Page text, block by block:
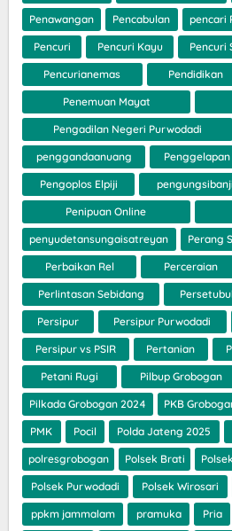
Penawangan Pencabulan pencari
Pencuri Pencuri Kayu Pencuri
Pencurianemas Pendidikan
Penemuan Mayat
Pengadilan Negeri Purwodadi
penggandaanuang Penggelapan
Pengoplos Elpiji
Penipuan Online
penyudetansungaisatreyan Perang
Perbaikan Rel Perceraian
Perlintasan Sebidang
Persipur Persipur Purwodadi
Persipur vs PSIR Pertanian
Petani Rugi Pilbup Grobogan
Pilkada Grobogan 2024 PKB
PMK Pocil Polda Jateng 2025
polresgrobogan Polsek Brati
Polsek Purwodadi Polsek Wirosari
ppkm jammalam pramuka Pria